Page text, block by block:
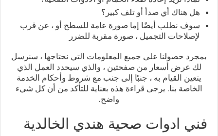
هل هناك أي صدأ أو تلف كبير؟
سوف نطلب أيضًا إما صورة عامة للسطح أو ، عن قرب
لإصلاحات التجميل ، صورة مقربة للضرر
بمجرد حصولنا على جميع المعلومات التي نحتاجها ، سنرسل
لك عرض أسعار من صفحتين ، والذي سيحدد العمل الذي
يتعين القيام به ، جنبًا إلى جنب مع شروط وأحكام الخدمة
الخاصة بنا. يرجى قراءة هذه بعناية للتأكد من أن كل شيء
واضح.
فني ادوات صحية هندي الخالدية